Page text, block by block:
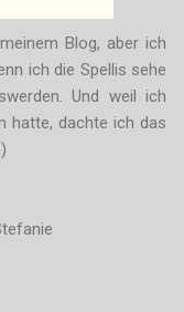
Blog, aber ich
ich die Spellis sehe
Und weil ich
hatte, dachte ich das